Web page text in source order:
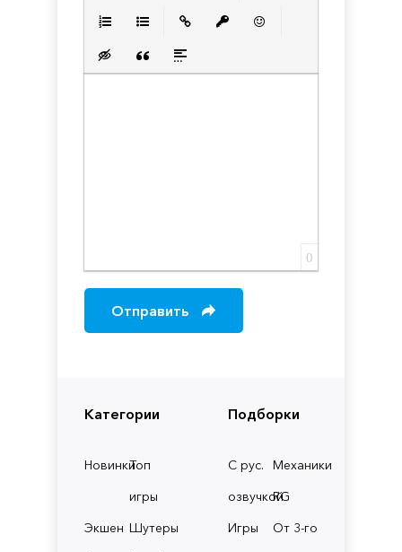
Категории
НовинкиТоп
игры
Экшен Шутеры
Подборки
С рус.
озвучкой
Механики
RG
Игры
От 3-го
Вставка скрытого текста
Вставка цитаты
Вставка спойлера
0
Отправить